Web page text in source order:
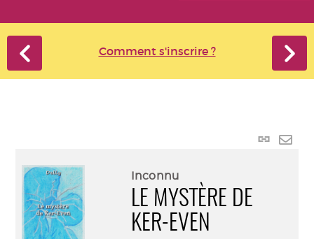
Comment s'inscrire ?
Lien
Inconnu
LE MYSTÈRE DE
KER-EVEN